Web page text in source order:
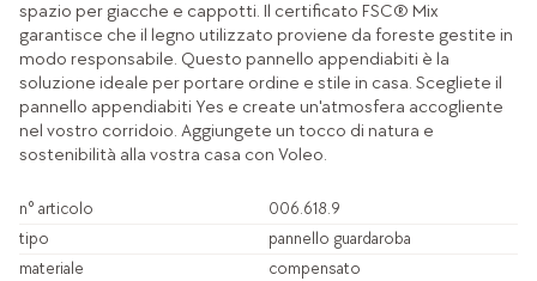
spazio per giacche e cappotti. Il certificato FSC® Mix
garantisce che il legno utilizzato proviene da foreste gestite in
modo responsabile. Questo pannello appendiabiti è la
soluzione ideale per portare ordine e stile in casa. Scegliete il
pannello appendiabiti Yes e create un'atmosfera accogliente
nel vostro corridoio. Aggiungete un tocco di natura e
sostenibilità alla vostra casa con Voleo.
n° articolo
006.618.9
tipo
pannello guardaroba
materiale
compensato